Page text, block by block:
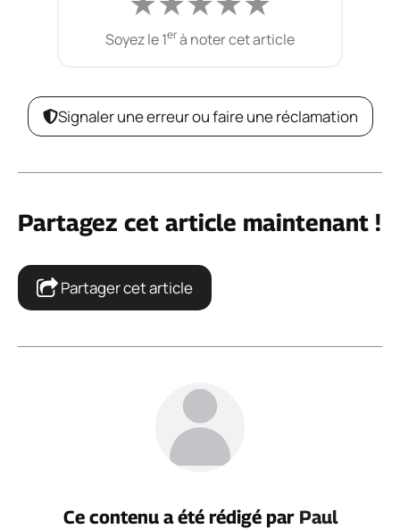
Soyez le 1erà noter cet article
Signaler une erreur ou faire une réclamation
Partagez cet article maintenant !
Partager cet article
Ce contenu a été rédigé par Paul